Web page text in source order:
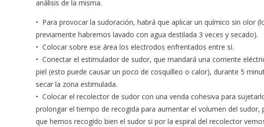
análisis de la misma.
• Para provocar la sudoración, habrá que aplicar un químico sin olor
previamente habremos lavado con agua destilada 3 veces y secado).
• Colocar sobre ese área los electrodos enfrentados entre sí.
• Conectar el estimulador de sudor, que mandará una corriente
piel (esto puede causar un poco de cosquilleo o calor), durante 5
secar la zona estimulada.
• Colocar el recolector de sudor con una venda cohesiva para
prolongar el tiempo de recogida para aumentar el volumen del
que hemos recogido bien el sudor si por la espiral del recolector